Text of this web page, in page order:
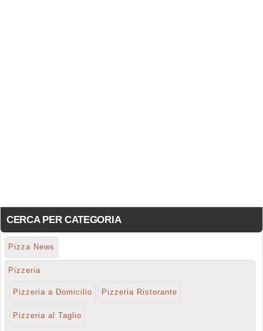
CERCA PER CATEGORIA
Pizza News
Pizzeria
Pizzeria a Domicilio Pizzeria Ristorante
Pizzeria al Taglio